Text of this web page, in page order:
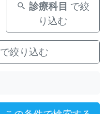
診療科目 で絞
り込む
で絞り込む